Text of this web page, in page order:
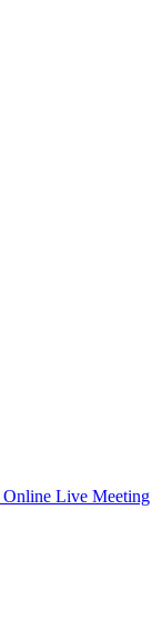
Online Live Meeting